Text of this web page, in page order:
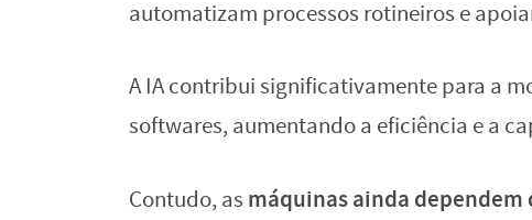
automatizam processos rotineiros e
A IA contribui significativamente para a
softwares, aumentando a eficiência e a
Contudo, as máquinas ainda